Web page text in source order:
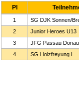
Pl
1 SG DJK Sonnen/
2
Junior Heroes U13
3
JFG Passau
4
SG Holzfreyung I